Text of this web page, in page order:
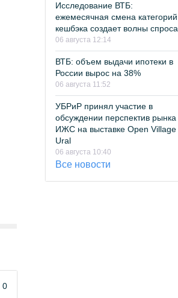
0
Исследование ВТБ:
ежемесячная смена категорий
кешбэка создает волны спроса
06 августа 12:14
ВТБ: объем выдачи ипотеки в
России вырос на 38%
06 августа 11:52
УБРиР принял участие в
обсуждении перспектив рынка
ИЖС на выставке Open Village
Ural
06 августа 10:40
Все новости